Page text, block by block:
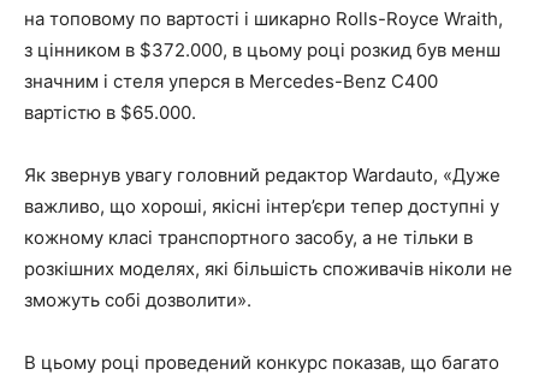
на топовому по вартості і шикарно Rolls-Royce Wraith,
з цінником в $372.000, в цьому році розкид був менш
значним і стеля уперся в Mercedes-Benz C400
вартістю в $65.000.
Як звернув увагу головний редактор Wardauto, «Дуже
важливо, що хороші, якісні інтер’єри тепер доступні у
кожному класі транспортного засобу, а не тільки в
розкішних моделях, які більшість споживачів ніколи не
зможуть собі дозволити».
В цьому році проведений конкурс показав, що багато